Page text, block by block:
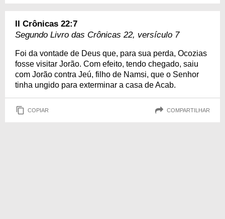
II Crônicas 22:7
Segundo Livro das Crônicas 22, versículo 7
Foi da vontade de Deus que, para sua perda, Ocozias
fosse visitar Jorão. Com efeito, tendo chegado, saiu
com Jorão contra Jeú, filho de Namsi, que o Senhor
tinha ungido para exterminar a casa de Acab.
COPIAR COMPARTILHAR